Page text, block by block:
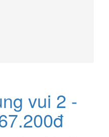
vui 2 -